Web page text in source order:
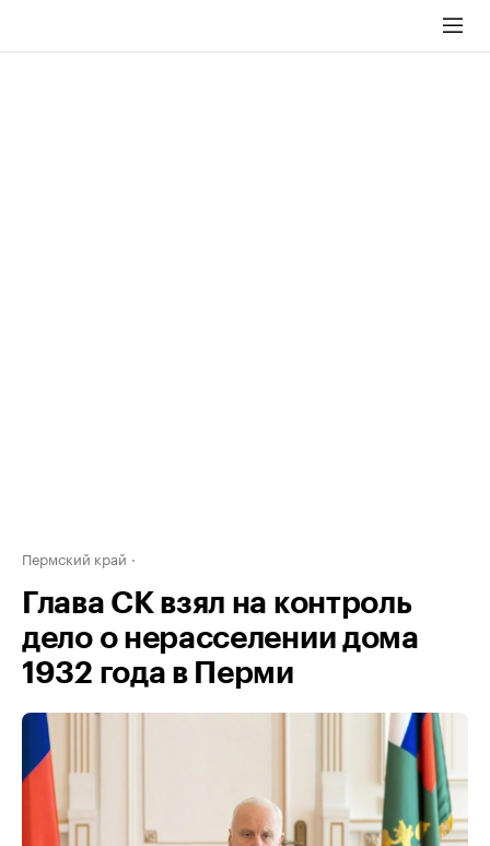
Пермский край
Глава СК взял на контроль
дело о нерасселении дома
1932 года в Перми